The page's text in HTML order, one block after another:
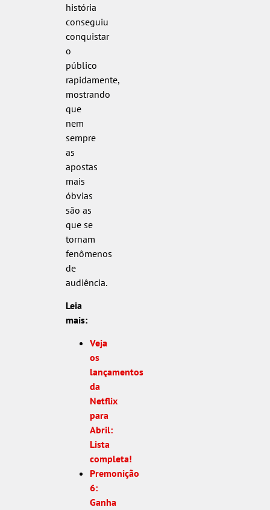
história
conseguiu
conquistar
o
público
rapidamente,
mostrando
que
nem
sempre
as
apostas
mais
óbvias
são as
que se
tornam
fenômenos
de
audiência.
Leia
mais:
Veja
os
lançamentos
da
Netflix
para
Abril:
Lista
completa!
Premonição
6:
Ganha